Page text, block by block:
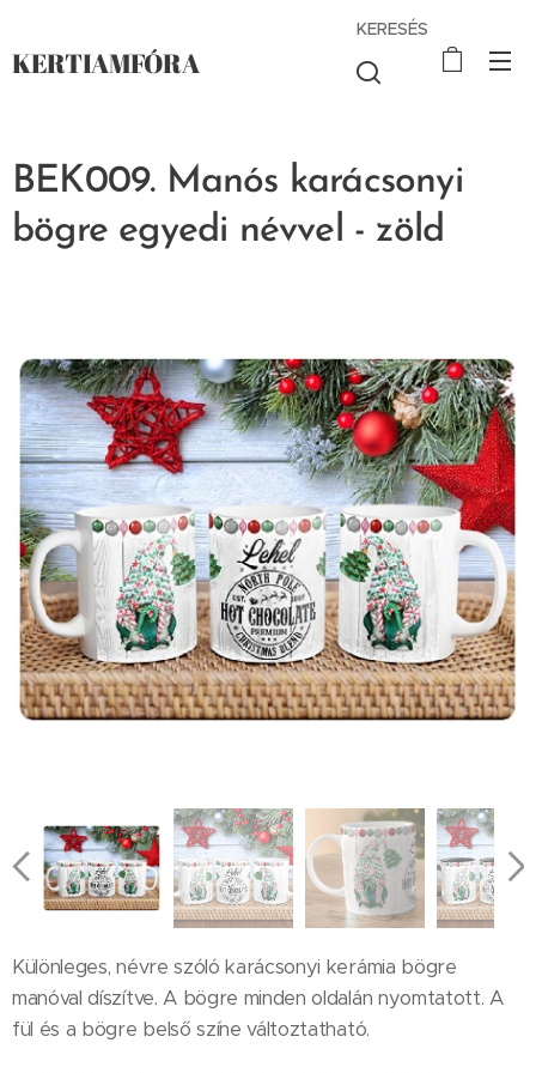
KERTIAMFÓRA
KERESÉS
BEK009. Manós karácsonyi
bögre egyedi névvel - zöld
Fehér fül és bögre belső
Fekete fül és bögre belső
Piros fül és bögre belső
Sötétzöld fül és bögre belső
Különleges, névre szóló karácsonyi kerámia bögre
manóval díszítve. A bögre minden oldalán nyomtatott. A
fül és a bögre belső színe változtatható.